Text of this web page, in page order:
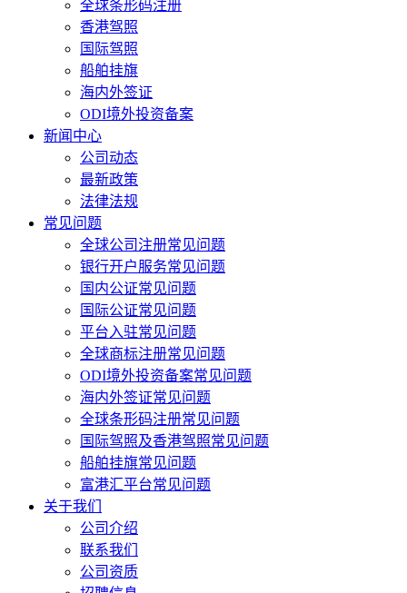
全球条形码注册
香港驾照
国际驾照
船舶挂旗
海内外签证
ODI境外投资备案
新闻中心
公司动态
最新政策
法律法规
常见问题
全球公司注册常见问题
银行开户服务常见问题
国内公证常见问题
国际公证常见问题
平台入驻常见问题
全球商标注册常见问题
ODI境外投资备案常见问题
海内外签证常见问题
全球条形码注册常见问题
国际驾照及香港驾照常见问题
船舶挂旗常见问题
富港汇平台常见问题
关于我们
公司介绍
联系我们
公司资质